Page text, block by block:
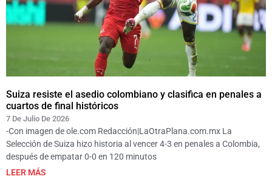
Suiza resiste el asedio colombiano y clasifica en penales a
cuartos de final históricos
7 De Julio De 2026
-Con imagen de ole.com Redacción|LaOtraPlana.com.mx La
Selección de Suiza hizo historia al vencer 4-3 en penales a Colombia,
después de empatar 0-0 en 120 minutos
LEER MÁS